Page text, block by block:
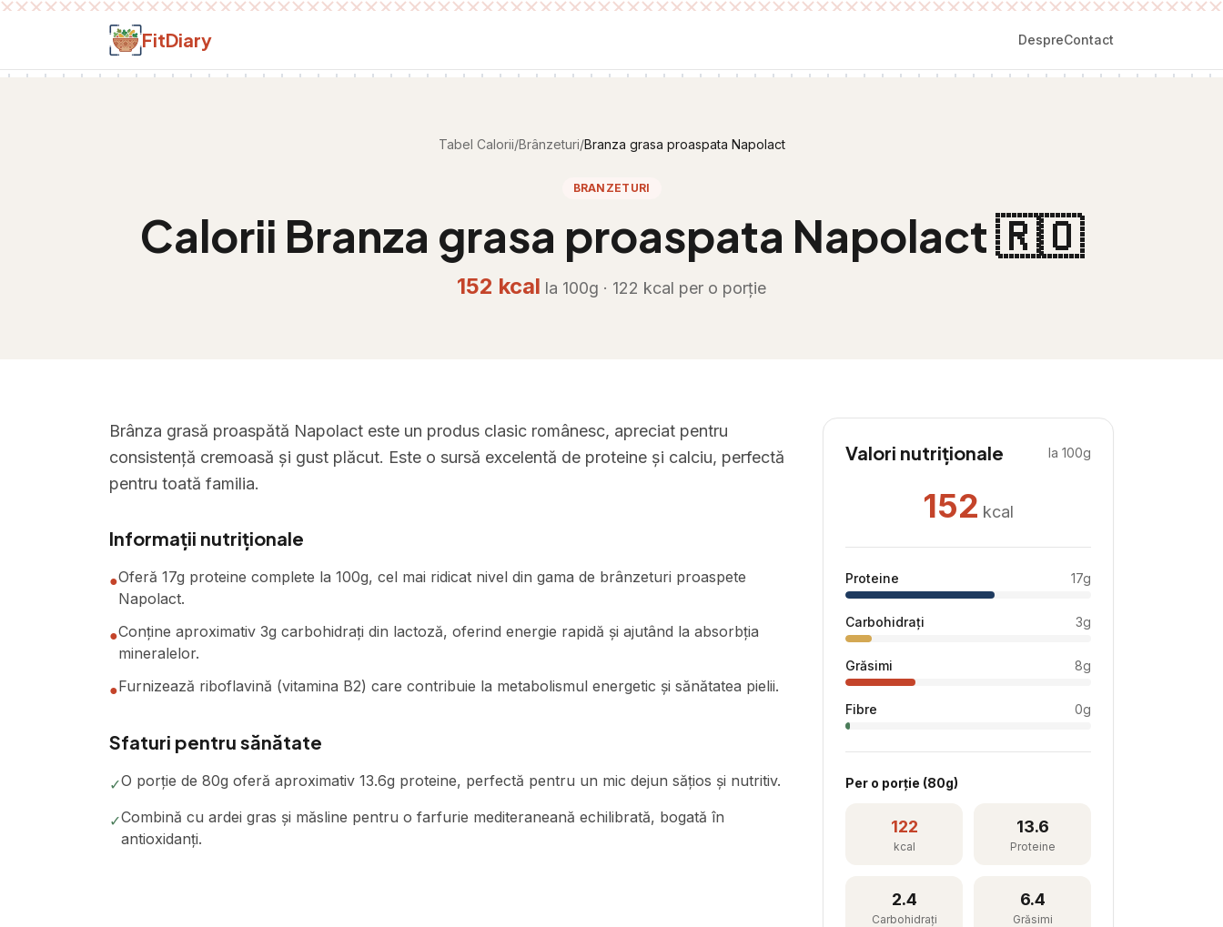
Salt la conținut
FitDiary DespreContact
Tabel Calorii/Brânzeturi/Branza grasa proaspata Napolact
BRANZETURI
Calorii Branza grasa proaspata Napolact🇷🇴
152 kcal la 100g · 122 kcal per o porție
Brânza grasă proaspătă Napolact este un produs clasic românesc, apreciat pentru
consistență cremoasă și gust plăcut. Este o sursă excelentă de proteine și calciu, perfectă
pentru toată familia.
Informații nutriționale
●Oferă 17g proteine complete la 100g, cel mai ridicat nivel din gama de brânzeturi proaspete
Napolact.
●Conține aproximativ 3g carbohidrați din lactoză, oferind energie rapidă și ajutând la absorbția
mineralelor.
●Furnizează riboflavină (vitamina B2) care contribuie la metabolismul energetic și sănătatea pielii.
Sfaturi pentru sănătate
✓O porție de 80g oferă aproximativ 13.6g proteine, perfectă pentru un mic dejun sățios și nutritiv.
✓Combină cu ardei gras și măsline pentru o farfurie mediteraneană echilibrată, bogată în
antioxidanți.
Valori nutriționale la 100g
152 kcal
Proteine 17g
Carbohidrați 3g
Grăsimi 8g
Fibre 0g
Per o porție (80g)
122
kcal
13.6
Proteine
2.4
Carbohidrați
6.4
Grăsimi